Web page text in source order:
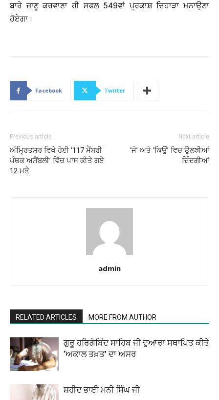
ਬਾਰੇ ਜਾਣੂ ਕਰਵਾਣਾ ਹੀ ਸਫਲ 549ਵਾਂ ਪ੍ਰਕਾਸ਼ ਦਿਹਾੜਾ ਮਨਾਉਣਾ
ਹੋਏਗਾ।
Facebook Twitter
Previous article
ਅੰਮ੍ਰਿਤਸਰ ਵਿਖੇ ਹੋਈ ‘117 ਮੈਂਬਰੀ
ਪੰਥਕ ਅਸੈਂਬਲੀ’ ਵਿੱਚ ਪਾਸ ਕੀਤੇ ਗਏ
12 ਮਤੇ
Next article
‘ਜੇ’ ਅਤੇ ‘ਕਿਉਂ’ ਵਿਚ ਉਲਝੀਆਂ
ਜ਼ਿੰਦਗੀਆਂ
admin
RELATED ARTICLES MORE FROM AUTHOR
ਗੁਰੂ ਹਰਿਗੋਬਿੰਦ ਸਾਹਿਬ ਜੀ ਦੁਆਰਾ ਸਥਾਪਿਤ ਕੀਤੇ
‘ਅਕਾਲ ਤਖ਼ਤ’ ਦਾ ਅਸਰ
ਸ਼ਹੀਦ ਭਾਈ ਮਨੀ ਸਿੰਘ ਜੀ